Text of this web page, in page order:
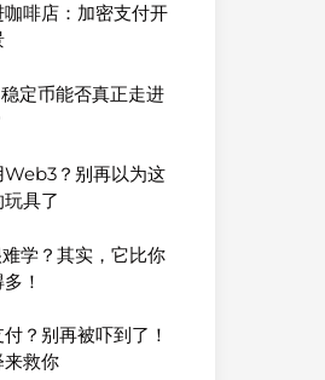
啡店：加密支付开
定币能否真正走进
Web3？别再以为这
具了
学？其实，它比你
！
？别再被吓到了！
来救你